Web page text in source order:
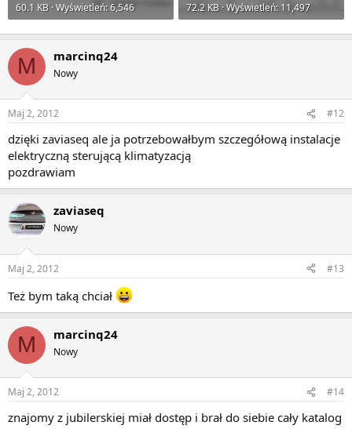
60.1 KB · Wyświetleń: 6,546
72.2 KB · Wyświetleń: 11,497
M marcinq24
Nowy
Maj 2, 2012 #12
dzięki zaviaseq ale ja potrzebowałbym szczegółową instalacje
elektryczną sterującą klimatyzacją
pozdrawiam
zaviaseq
Nowy
Maj 2, 2012 #13
Też bym taką chciał
M marcinq24
Nowy
Maj 2, 2012 #14
znajomy z jubilerskiej miał dostęp i brał do siebie cały katalog